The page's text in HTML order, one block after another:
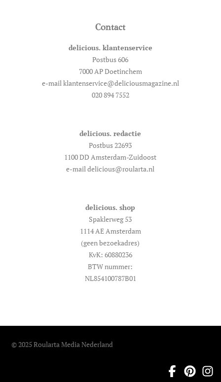
Contact
delicious. klantenservice
Postbus 606
7000 AP Doetinchem
e-mail klantenservice@deliciousmagazine.nl
020 894 7552
delicious. redactie
Postbus 22693
1100 DD Amsterdam-Zuidoost
e-mail delicious@roularta.nl
delicious. shop
Spaklerweg 53
1114 AE Amsterdam
(geen bezoekadres)
KvK: 60880236
BTW nummer:
NL854100787B01
© 2025 Roularta Media Nederland